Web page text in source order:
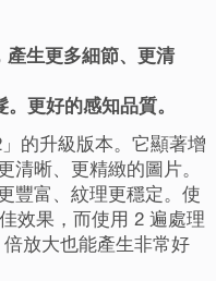
生更多細節、更清
更好的感知品質。
的升級版本。它顯著增
清晰、更精緻的圖片。
豐富、紋理更穩定。使
效果，而使用 2 遍處理
放大也能產生非常好